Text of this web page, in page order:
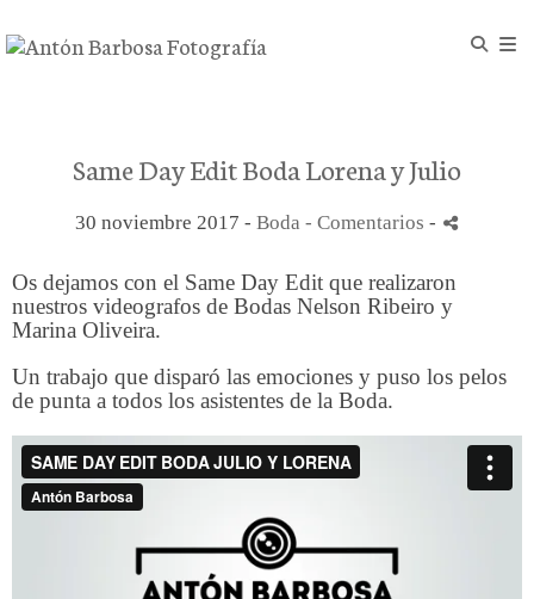
Same Day Edit Boda Lorena y Julio
30 noviembre 2017 - Boda - Comentarios -
Os dejamos con el Same Day Edit que realizaron
nuestros videografos de Bodas Nelson Ribeiro y
Marina Oliveira.
Un trabajo que disparó las emociones y puso los pelos
de punta a todos los asistentes de la Boda.